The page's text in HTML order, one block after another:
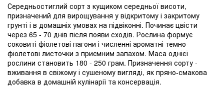
Середньостиглий сорт з кущиком середньої висоти,
призначений для вирощування у відкритому і закритому
грунті і в домашніх умовах на підвіконні. Починає цвісти
через 65 - 70 днів після появи сходів. Рослина формує
соковиті фіолетові пагони і численні ароматні темно-
фіолетові листочки з приємним запахом. Маса однієї
рослини становить 180 - 250 грам. Призначення сорту -
вживання в свіжому і сушеному вигляді, як пряно-смакова
добавка в домашній кулінарії та консервація.